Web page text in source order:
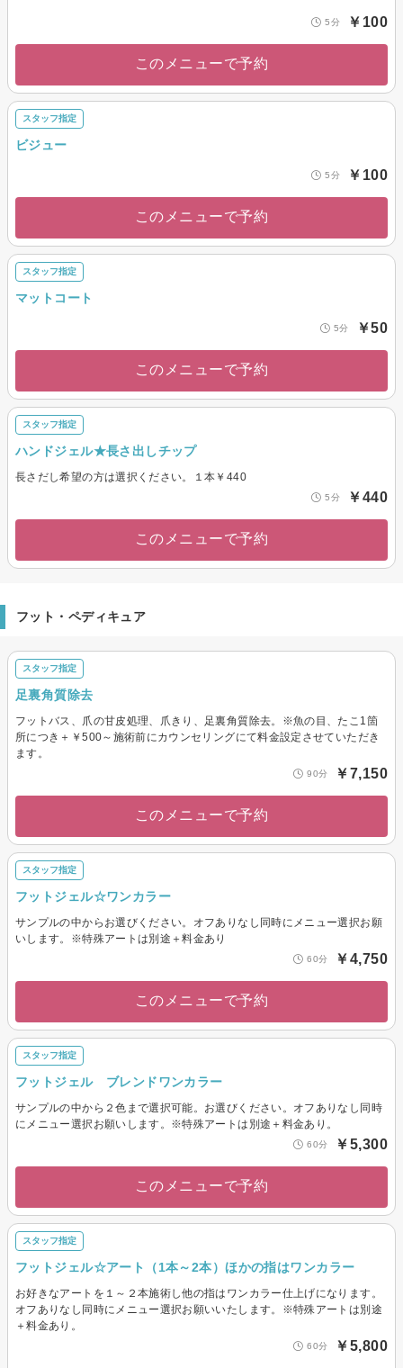
5分 ￥100
このメニューで予約
スタッフ指定
ビジュー
5分 ￥100
このメニューで予約
スタッフ指定
マットコート
5分 ￥50
このメニューで予約
スタッフ指定
ハンドジェル★長さ出しチップ
長さだし希望の方は選択ください。１本￥440
5分 ￥440
このメニューで予約
フット・ペディキュア
スタッフ指定
足裏角質除去
フットバス、爪の甘皮処理、爪きり、足裏角質除去。※魚の目、たこ1箇
所につき＋￥500～施術前にカウンセリングにて料金設定させていただき
ます。
90分 ￥7,150
このメニューで予約
スタッフ指定
フットジェル☆ワンカラー
サンプルの中からお選びください。オフありなし同時にメニュー選択お願
いします。※特殊アートは別途＋料金あり
60分 ￥4,750
このメニューで予約
スタッフ指定
フットジェル ブレンドワンカラー
サンプルの中から２色まで選択可能。お選びください。オフありなし同時
にメニュー選択お願いします。※特殊アートは別途＋料金あり。
60分 ￥5,300
このメニューで予約
スタッフ指定
フットジェル☆アート（1本～2本）ほかの指はワンカラー
お好きなアートを１～２本施術し他の指はワンカラー仕上げになります。
オフありなし同時にメニュー選択お願いいたします。※特殊アートは別途
＋料金あり。
60分 ￥5,800